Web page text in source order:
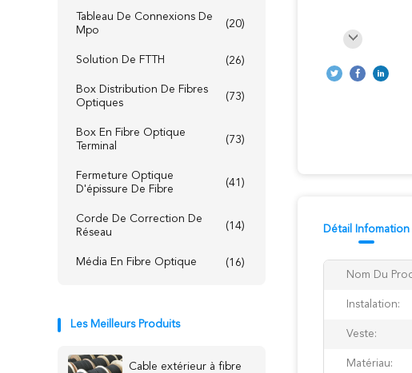
Tableau De Connexions De
Mpo
(20)
Solution De FTTH (26)
Box Distribution De Fibres
Optiques
(73)
Box En Fibre Optique
Terminal
(73)
Fermeture Optique
D'épissure De Fibre
(41)
Corde De Correction De
Réseau
(14)
Média En Fibre Optique (16)
Les Meilleurs Produits
Cable extérieur à fibre
Détail Infomation
Nom Du
Instalation:
Veste:
Matériau: